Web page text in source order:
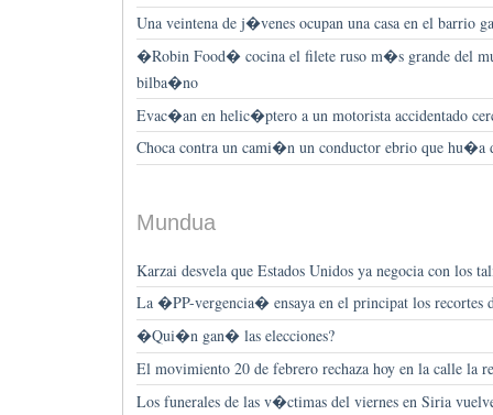
Una veintena de j�venes ocupan una casa en el barrio
�Robin Food� cocina el filete ruso m�s grande del
bilba�no
Evac�an en helic�ptero a un motorista accidentado
Choca contra un cami�n un conductor ebrio que hu�a
Mundua
Karzai desvela que Estados Unidos ya negocia con los
La �PP-vergencia� ensaya en el principat los recortes
�Qui�n gan� las elecciones?
El movimiento 20 de febrero rechaza hoy en la calle la
Los funerales de las v�ctimas del viernes en Siria